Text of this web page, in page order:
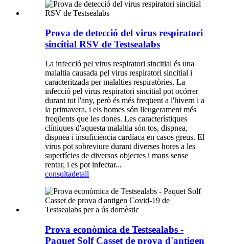
Prova de detecció del virus respiratori
sincitial RSV de Testsealabs
La infecció pel virus respiratori sincitial és una
malaltia causada pel virus respiratori sincitial i
caracteritzada per malalties respiratòries. La
infecció pel virus respiratori sincitial pot ocórrer
durant tot l'any, però és més freqüent a l'hivern i a
la primavera, i els homes són lleugerament més
freqüents que les dones. Les característiques
clíniques d'aquesta malaltia són tos, dispnea,
dispnea i insuficiència cardíaca en casos greus. El
virus pot sobreviure durant diverses hores a les
superfícies de diversos objectes i mans sense
rentar, i es pot infectar...
consultadetall
Prova econòmica de Testsealabs -
Paquet Solf Casset de prova d'antigen